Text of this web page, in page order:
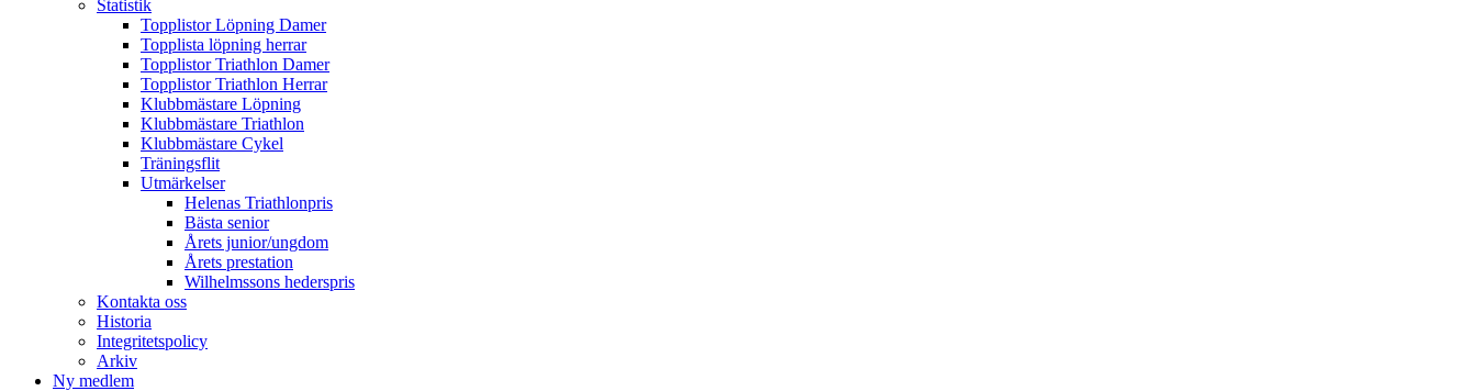
Statistik
Topplistor Löpning Damer
Topplista löpning herrar
Topplistor Triathlon Damer
Topplistor Triathlon Herrar
Klubbmästare Löpning
Klubbmästare Triathlon
Klubbmästare Cykel
Träningsflit
Utmärkelser
Helenas Triathlonpris
Bästa senior
Årets junior/ungdom
Årets prestation
Wilhelmssons hederspris
Kontakta oss
Historia
Integritetspolicy
Arkiv
Ny medlem